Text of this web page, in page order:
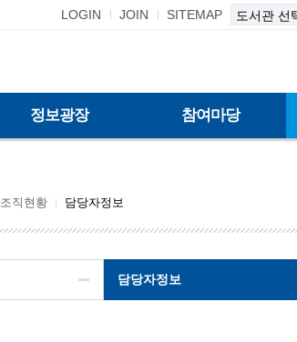
LOGIN JOIN SITEMAP
정보광장 참여마당
조직현황 담당자정보
담당자정보